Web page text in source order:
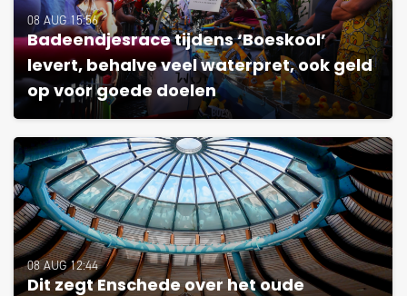
08 AUG 15:56
Badeendjesrace tijdens ‘Boeskool’
levert, behalve veel waterpret, ook geld
op voor goede doelen
08 AUG 12:44
Dit zegt Enschede over het oude